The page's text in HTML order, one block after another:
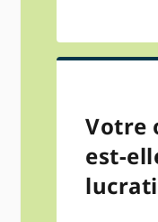
Votre
est-